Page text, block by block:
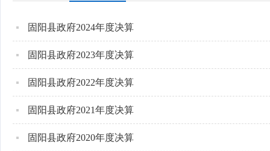
固阳县政府2024年度决算
固阳县政府2023年度决算
固阳县政府2022年度决算
固阳县政府2021年度决算
固阳县政府2020年度决算